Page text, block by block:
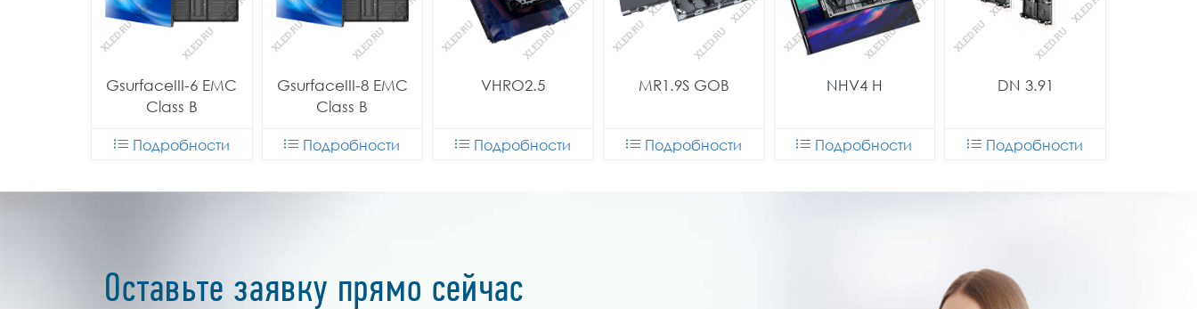
GsurfaceIII-6 EMC
Class B
Подробности
GsurfaceIII-8 EMC
Class B
Подробности
VHRO2.5
Подробности
MR1.9S GOB
Подробности
NHV4 H
Подробности
DN 3.91
Подробности
Оставьте заявку прямо сейчас